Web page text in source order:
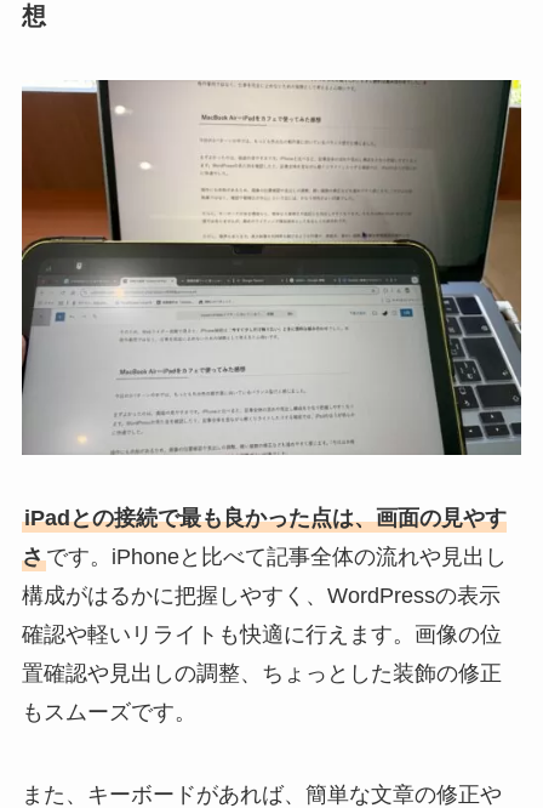
想
iPadとの接続で最も良かった点は、画面の見やす
さです。iPhoneと比べて記事全体の流れや見出し
構成がはるかに把握しやすく、WordPressの表示
確認や軽いリライトも快適に行えます。画像の位
置確認や見出しの調整、ちょっとした装飾の修正
もスムーズです。
また、キーボードがあれば、簡単な文章の修正や